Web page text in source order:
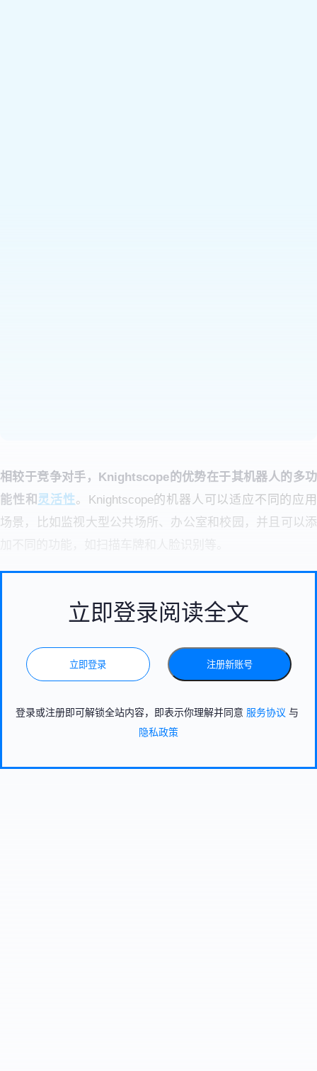
相较于竞争对手，Knightscope的优势在于其机器人的多功
能性和 灵活性。Knightscope的机器人可以适应不同的应用
场景，比如监视大型公共场所、办公室和校园，并且可以添
立即登录阅读全文
立即登录 注册新账号
登录或注册即可解锁全站内容，即表示你理解并同意 服务协议 与
隐私政策